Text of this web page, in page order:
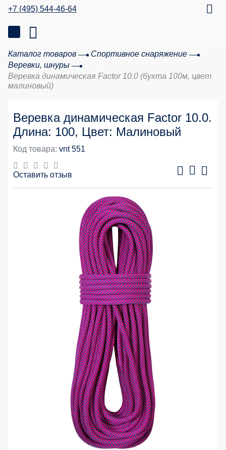
+7 (495) 544-46-64
Каталог товаров
Спортивное снаряжение
Веревки, шнуры
Веревка динамическая Factor 10.0 (бухта 100м, цвет
малиновый)
Веревка динамическая Factor 10.0.
Длина: 100, Цвет: Малиновый
Код товара: vnt 551
Оставить отзыв